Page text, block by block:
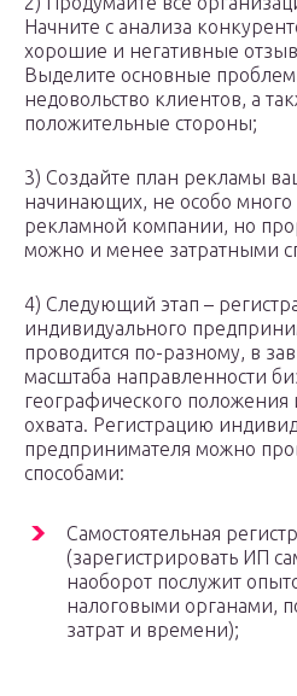
Начните с анализа
хорошие и негативные
Выделите основные
недовольство клиентов, а
положительные стороны;
3) Создайте план рекламы
начинающих, не особо много
рекламной компании, но
можно и менее затратными
4) Следующий этап –
индивидуального
проводится по-разному, в
масштаба направленности
географического
охвата. Регистрацию
предпринимателя можно
способами:
Самостоятельная
(зарегистрировать ИП
наоборот послужит
налоговыми органами,
затрат и времени);